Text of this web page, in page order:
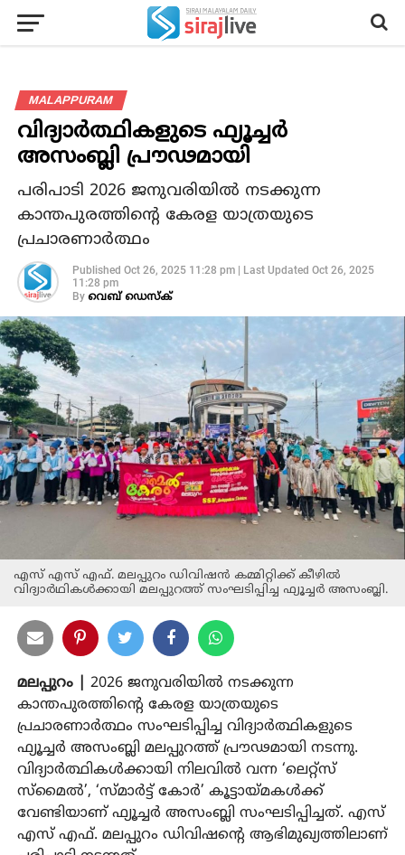
MALAPPURAM
വിദ്യാർത്ഥികളുടെ ഫ്യൂച്ചർ
അസംബ്ലി പ്രൗഢമായി
പരിപാടി 2026 ജനുവരിയിൽ നടക്കുന്ന
കാന്തപുരത്തിന്റെ കേരള യാത്രയുടെ
പ്രചാരണാർത്ഥം
Published Oct 26, 2025 11:28 pm| Last Updated Oct 26, 2025
11:28 pm
By വെബ് ഡെസ്‌ക്
എസ് എസ് എഫ്. മലപ്പുറം ഡിവിഷൻ കമ്മിറ്റിക്ക് കീഴിൽ
വിദ്യാർഥികൾക്കായി മലപ്പുറത്ത് സംഘടിപ്പിച്ച ഫ്യൂച്ചർ അസംബ്ലി.
മലപ്പുറം |
2026 ജനുവരിയിൽ നടക്കുന്ന
കാന്തപുരത്തിന്റെ കേരള യാത്രയുടെ
പ്രചാരണാർത്ഥം സംഘടിപ്പിച്ച വിദ്യാർത്ഥികളുടെ
ഫ്യൂച്ചർ അസംബ്ലി മലപ്പുറത്ത് പ്രൗഢമായി നടന്നു.
വിദ്യാർത്ഥികൾക്കായി നിലവിൽ വന്ന ‘ലെറ്റ്‌സ്
സ്മൈൽ’, ‘സ്മാർട്ട് കോർ’ കൂട്ടായ്മകൾക്ക്
വേണ്ടിയാണ് ഫ്യൂച്ചർ അസംബ്ലി സംഘടിപ്പിച്ചത്. എസ്
എസ് എഫ്. മലപ്പുറം ഡിവിഷന്റെ ആഭിമുഖ്യത്തിലാണ്